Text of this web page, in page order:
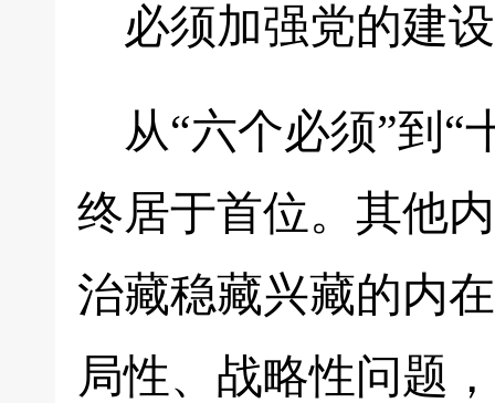
必须加强党的建
从“六个必须”到“
终居于首位。其他
治藏稳藏兴藏的内
局性、战略性问题